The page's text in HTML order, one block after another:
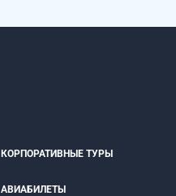
КОРПОРАТИВНЫЕ ТУРЫ
АВИАБИЛЕТЫ